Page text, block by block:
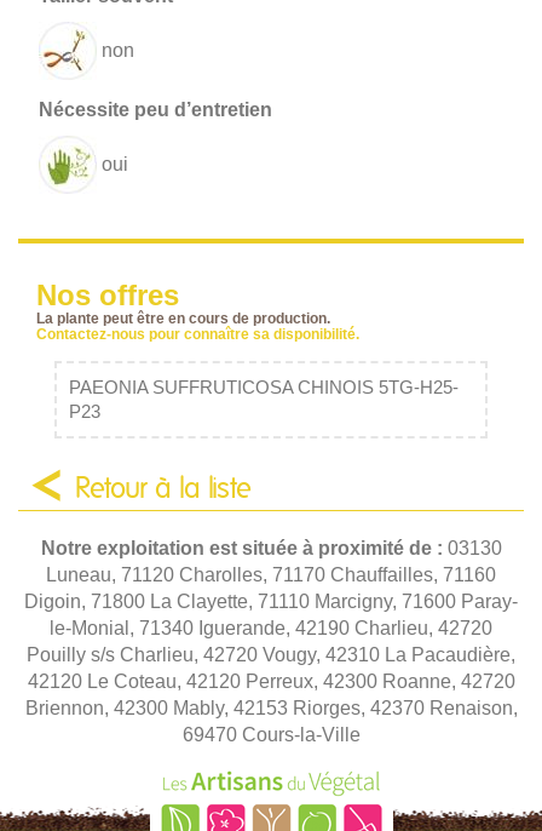
non
oui
Nos offres
La plante peut être en cours de production.
Contactez-nous pour connaître sa disponibilité.
PAEONIA SUFFRUTICOSA CHINOIS 5TG-H25-
P23
Retour à la liste
Notre exploitation est située à proximité de : 03130
Luneau, 71120 Charolles, 71170 Chauffailles, 71160
Digoin, 71800 La Clayette, 71110 Marcigny, 71600 Paray-
le-Monial, 71340 Iguerande, 42190 Charlieu, 42720
Pouilly s/s Charlieu, 42720 Vougy, 42310 La Pacaudière,
42120 Le Coteau, 42120 Perreux, 42300 Roanne, 42720
Briennon, 42300 Mably, 42153 Riorges, 42370 Renaison,
69470 Cours-la-Ville